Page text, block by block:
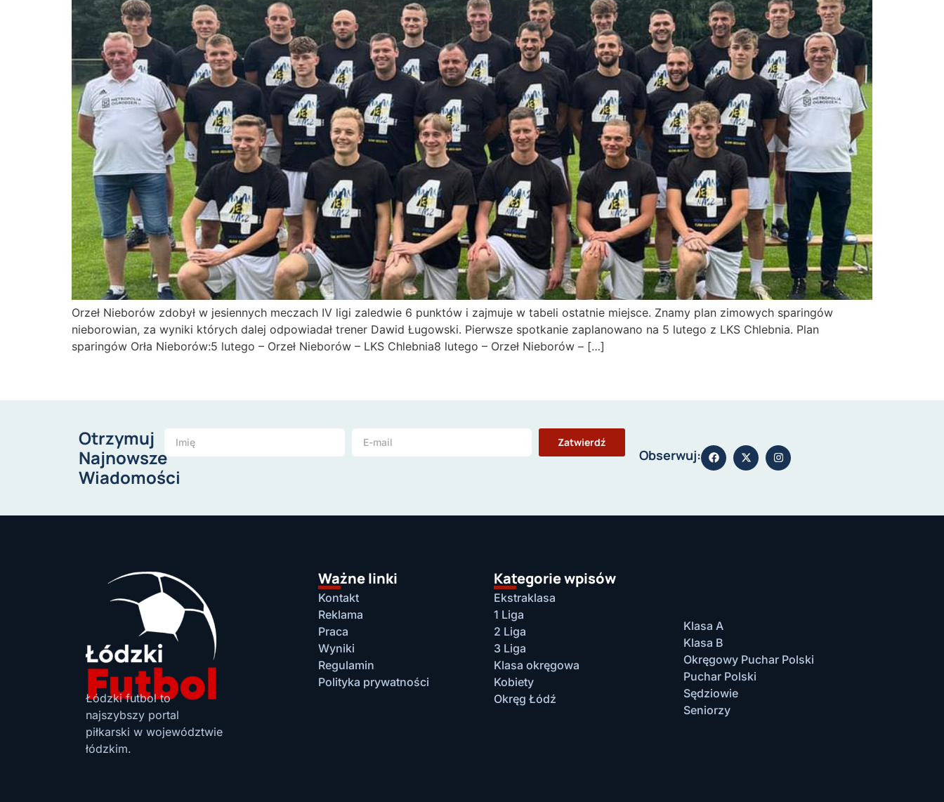
Orzeł Nieborów zdobył w jesiennych meczach IV ligi zaledwie 6 punktów i zajmuje w tabeli ostatnie miejsce. Znamy plan zimowych sparingów
nieborowian, za wyniki których dalej odpowiadał trener Dawid Ługowski. Pierwsze spotkanie zaplanowano na 5 lutego z LKS Chlebnia. Plan
sparingów Orła Nieborów:5 lutego – Orzeł Nieborów – LKS Chlebnia8 lutego – Orzeł Nieborów – […]
Otrzymuj
Najnowsze
Wiadomości
Zatwierdź
Obserwuj:
Łódzki futbol to
najszybszy portal
piłkarski w województwie
łódzkim.
Ważne linki
Kontakt
Reklama
Praca
Wyniki
Regulamin
Polityka prywatności
Kategorie wpisów
Ekstraklasa
1 Liga
2 Liga
3 Liga
Klasa okręgowa
Kobiety
Okręg Łódź
Klasa A
Klasa B
Okręgowy Puchar Polski
Puchar Polski
Sędziowie
Seniorzy